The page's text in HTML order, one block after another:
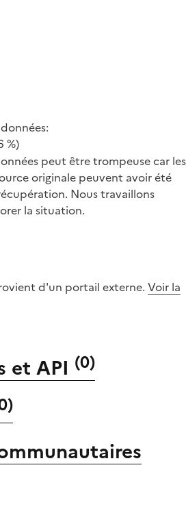
%)
peut être trompeuse car les
originale peuvent avoir été
Nous travaillons
la situation.
d'un portail externe. Voir la
et API (0)
)